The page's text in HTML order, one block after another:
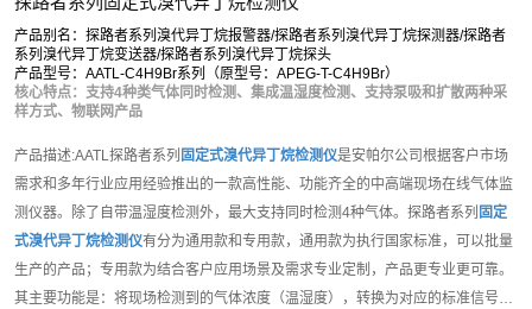
产品别名：探路者系列溴代异丁烷报警器/探路者系列溴代异丁烷探测器/探路者
系列溴代异丁烷变送器/探路者系列溴代异丁烷探头
产品型号：AATL-C4H9Br系列（原型号：APEG-T-C4H9Br）
核心特点：支持4种类气体同时检测、集成温湿度检测、支持泵吸和扩散两种采
样方式、物联网产品
产品描述:AATL探路者系列 固定式溴代异丁烷检测仪是安帕尔公司根据客户市场
需求和多年行业应用经验推出的一款高性能、功能齐全的中高端现场在线气体监
测仪器。除了自带温湿度检测外，最大支持同时检测4种气体。探路者系列 固定
式溴代异丁烷检测仪有分为通用款和专用款，通用款为执行国家标准，可以批量
生产的产品；专用款为结合客户应用场景及需求专业定制，产品更专业更可靠。
其主要功能是：将现场检测到的气体浓度（温湿度），转换为对应的标准信号